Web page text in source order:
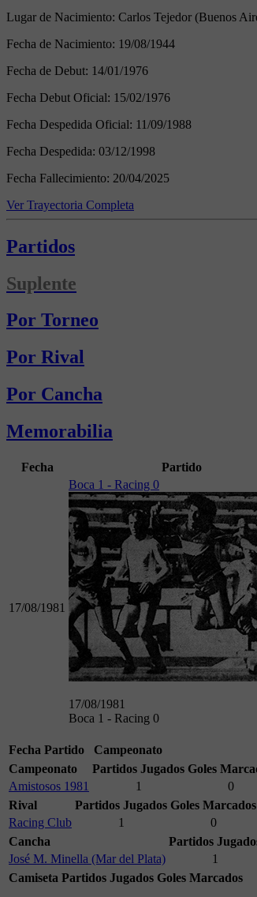
Lugar de Nacimiento: Carlos Tejedor (Buenos
Fecha de Nacimiento: 19/08/1944
Fecha de Debut: 14/01/1976
Fecha Debut Oficial: 15/02/1976
Fecha Despedida Oficial: 11/09/1988
Fecha Despedida: 03/12/1998
Fecha Fallecimiento: 20/04/2025
Ver Trayectoria Completa
Partidos
Suplente
Por Torneo
Por Rival
Por Cancha
Memorabilia
Fecha Partido
17/08/1981
Boca 1 - Racing 0
17/08/1981
Boca 1 - Racing 0
Fecha Partido
Campeonato
Campeonato
Partidos Jugados Goles
Amistosos 1981
1
0
Rival
Partidos Jugados Goles Marcados
Racing Club
1
0
Cancha
Partidos
José M. Minella (Mar del Plata)
1
Camiseta Partidos Jugados Goles Marcados